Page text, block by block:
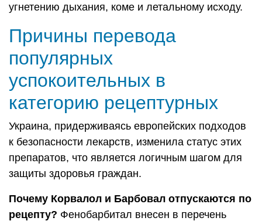
угнетению дыхания, коме и летальному исходу.
Причины перевода
популярных
успокоительных в
категорию рецептурных
Украина, придерживаясь европейских подходов
к безопасности лекарств, изменила статус этих
препаратов, что является логичным шагом для
защиты здоровья граждан.
Почему Корвалол и Барбовал отпускаются по
рецепту? Фенобарбитал внесен в перечень